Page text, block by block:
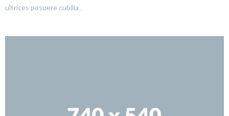
ultrices posuere cubilia .